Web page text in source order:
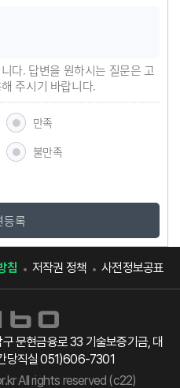
다. 답변을 원하시는 질문은 고
주시기 바랍니다.
만족
불만족
등록
침 저작권 정책 사전정보공표
문현금융로 33 기술보증기금, 대
당직실 051)606-7301
All rights reserved (c22)